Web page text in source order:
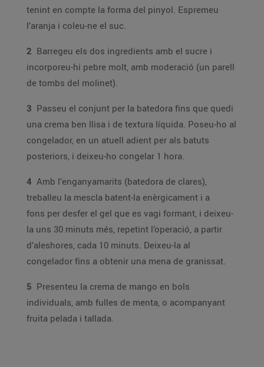
tenint en compte la forma del pinyol. Espremeu
l’aranja i coleu-ne el suc.
2 Barregeu els dos ingredients amb el sucre i
incorporeu-hi pebre molt, amb moderació (un parell
de tombs del molinet).
3 Passeu el conjunt per la batedora fins que quedi
una crema ben llisa i de textura líquida. Poseu-ho al
congelador, en un atuell adient per als batuts
posteriors, i deixeu-ho congelar 1 hora.
4 Amb l’enganyamarits (batedora de clares),
treballeu la mescla batent-la enèrgicament i a
fons per desfer el gel que es vagi formant, i deixeu-
la uns 30 minuts més, repetint l’operació, a partir
d’aleshores, cada 10 minuts. Deixeu-la al
congelador fins a obtenir una mena de granissat.
5 Presenteu la crema de mango en bols
individuals, amb fulles de menta, o acompanyant
fruita pelada i tallada.